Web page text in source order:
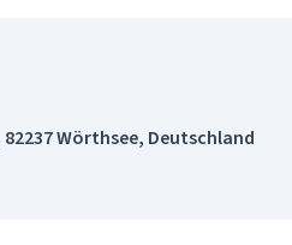
Wörthsee, Deutschland